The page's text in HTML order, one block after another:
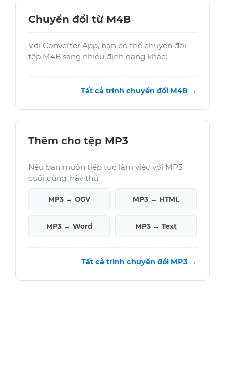
Chuyển đổi từ M4B
Với Converter App, bạn có thể chuyển đổi
tệp M4B sang nhiều định dạng khác:
Tất cả trình chuyển đổi M4B →
Thêm cho tệp MP3
Nếu bạn muốn tiếp tục làm việc với MP3
cuối cùng, hãy thử:
MP3 → OGV MP3 → HTML
MP3 → Word MP3 → Text
Tất cả trình chuyển đổi MP3 →